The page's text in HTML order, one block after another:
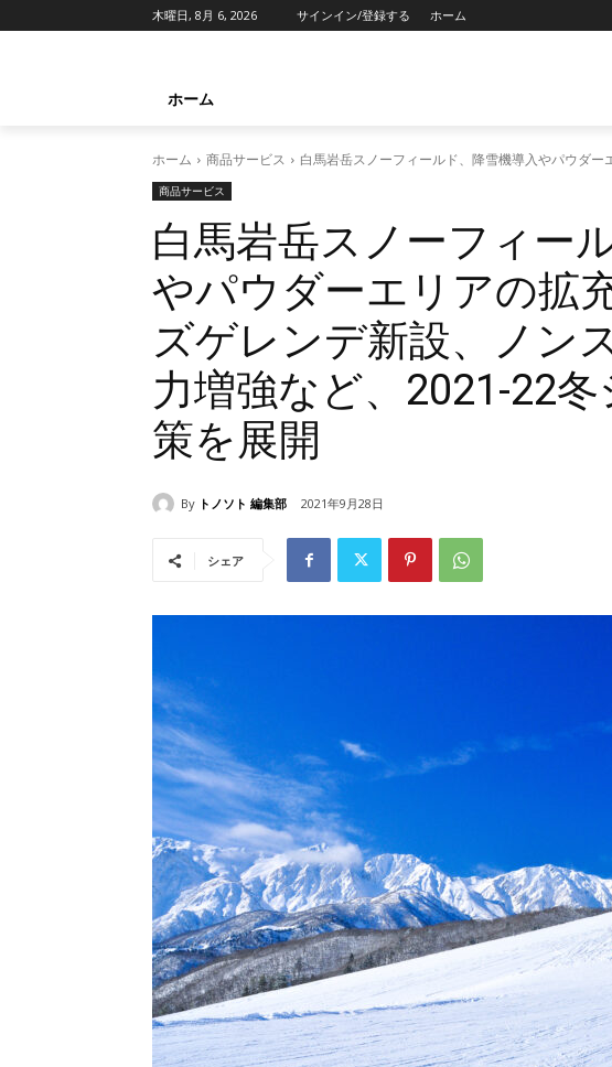
木曜日, 8月 6, 2026 サインイン/登録する ホーム
ホーム
ホーム 商品サービス 白馬岩岳スノーフィールド、降雪機導入やパウダ
商品サービス
白馬岩岳スノーフィー
やパウダーエリアの拡
ズゲレンデ新設、ノン
力増強など、2021-22
策を展開
By トノソト 編集部 2021年9月28日
シェア